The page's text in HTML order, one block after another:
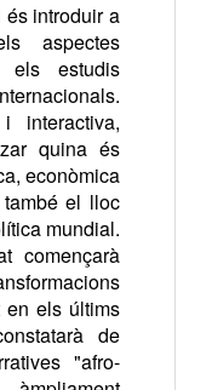
és introduir a
aspectes
els estudis
interactiva,
quina és
econòmica
el lloc
mundial.
començarà
en els últims
de
"afro-